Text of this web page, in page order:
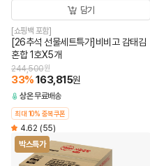
담기
[쇼핑백 포함]
[26추석 선물세트특가]비비고 감태김
혼합 1호X5개
244,500원
33%163,815원
상온무료배송
최대 10% 중복쿠폰
4.62 (55)
박스특가